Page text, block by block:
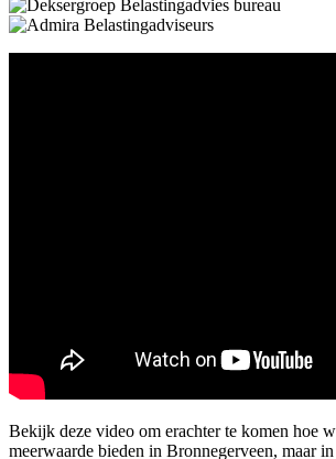
Bekijk deze video om erachter te komen hoe
meerwaarde bieden in Bronnegerveen, maar